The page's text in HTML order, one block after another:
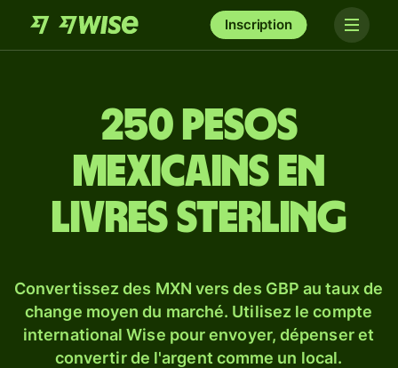
Inscription
250 pesos
mexicains en
livres sterling
Convertissez des MXN vers des GBP au taux de
change moyen du marché. Utilisez le compte
international Wise pour envoyer, dépenser et
convertir de l'argent comme un local.